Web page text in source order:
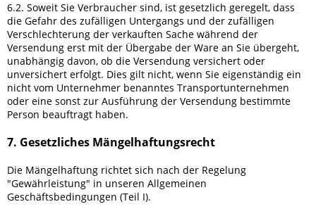
6.2. Soweit Sie Verbraucher sind, ist gesetzlich geregelt, dass
die Gefahr des zufälligen Untergangs und der zufälligen
Verschlechterung der verkauften Sache während der
Versendung erst mit der Übergabe der Ware an Sie übergeht,
unabhängig davon, ob die Versendung versichert oder
unversichert erfolgt. Dies gilt nicht, wenn Sie eigenständig ein
nicht vom Unternehmer benanntes Transportunternehmen
oder eine sonst zur Ausführung der Versendung bestimmte
Person beauftragt haben.
7. Gesetzliches Mängelhaftungsrecht
Die Mängelhaftung richtet sich nach der Regelung
"Gewährleistung" in unseren Allgemeinen
Geschäftsbedingungen (Teil I).